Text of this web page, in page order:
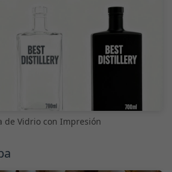
de Vidrio con Impresión